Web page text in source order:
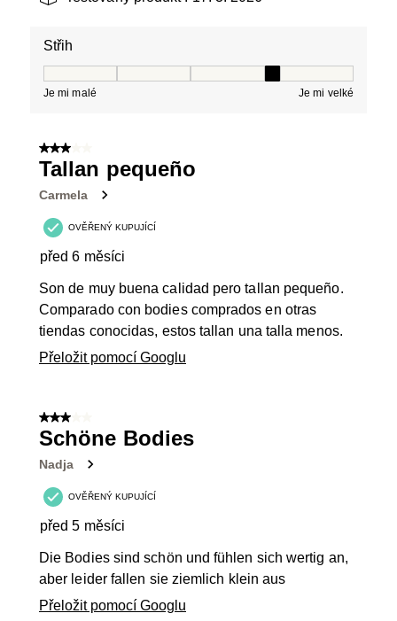
Střih
Je mi malé Je mi velké
3 z 5 hvězdiček.
Tallan pequeño
Carmela
OVĚŘENÝ KUPUJÍCÍ
před 6 měsíci
Son de muy buena calidad pero tallan pequeño.
Comparado con bodies comprados en otras
tiendas conocidas, estos tallan una talla menos.
Přeložit pomocí Googlu
3 z 5 hvězdiček.
Schöne Bodies
Nadja
OVĚŘENÝ KUPUJÍCÍ
před 5 měsíci
Die Bodies sind schön und fühlen sich wertig an,
aber leider fallen sie ziemlich klein aus
Přeložit pomocí Googlu